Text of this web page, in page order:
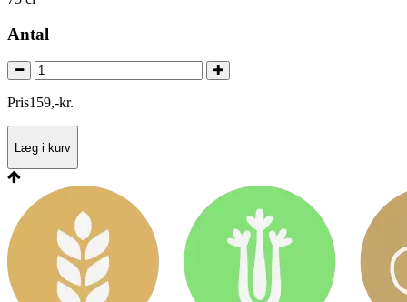
Antal
Pris159,-kr.
Læg i kurv